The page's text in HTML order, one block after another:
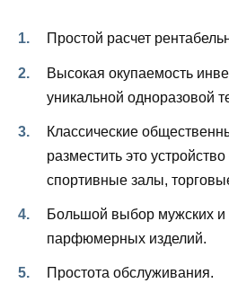
Простой расчет
Высокая окупаемость
уникальной одноразовой
Классические
разместить это
спортивные залы,
Большой выбор мужских и
парфюмерных изделий.
Простота обслуживания.